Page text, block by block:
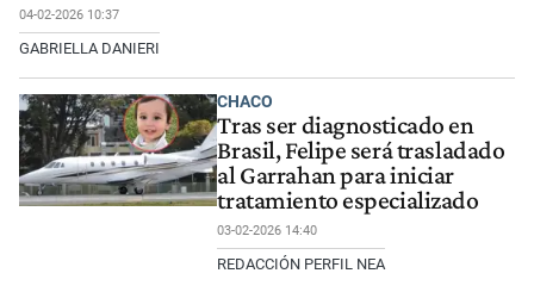
04-02-2026 10:37
GABRIELLA DANIERI
CHACO
Tras ser diagnosticado en
Brasil, Felipe será trasladado
al Garrahan para iniciar
tratamiento especializado
03-02-2026 14:40
REDACCIÓN PERFIL NEA